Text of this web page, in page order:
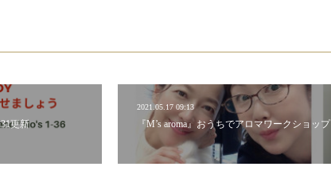
更新
2021.05.17 09:13
『M’s aroma』おうちでアロマワークショップ